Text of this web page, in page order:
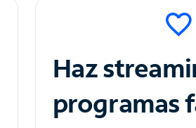
Haz
programas